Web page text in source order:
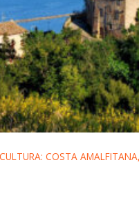
COSTA